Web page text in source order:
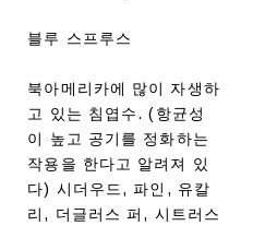
블루 스프루스
북아메리카에 많이 자생하
고 있는 침엽수. (항균성
이 높고 공기를 정화하는
작용을 한다고 알려져 있
다) 시더우드, 파인, 유칼
리, 더글러스 퍼, 시트러스